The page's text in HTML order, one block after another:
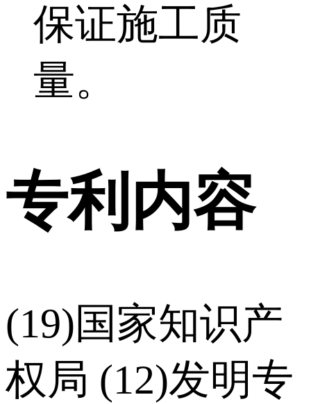
保证施工质
量。
专利内容
(19)国家知识产
权局 (12)发明专